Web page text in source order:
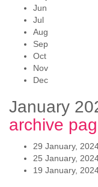
Jun
Jul
Aug
Sep
Oct
Nov
Dec
January
archive
29 January,
25 January,
19 January,